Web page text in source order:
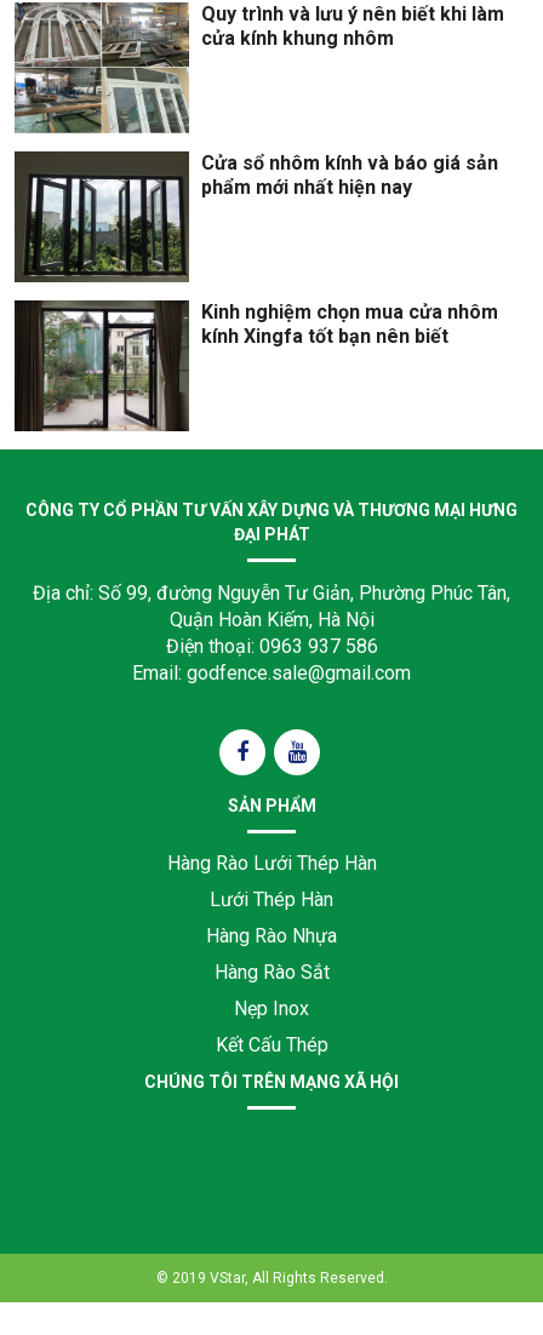
Quy trình và lưu ý nên biết khi làm
cửa kính khung nhôm
Cửa sổ nhôm kính và báo giá sản
phẩm mới nhất hiện nay
Kinh nghiệm chọn mua cửa nhôm
kính Xingfa tốt bạn nên biết
CÔNG TY CỔ PHẦN TƯ VẤN XÂY DỰNG VÀ THƯƠNG MẠI HƯNG
ĐẠI PHÁT
Địa chỉ: Số 99, đường Nguyễn Tư Giản, Phường Phúc Tân,
Quận Hoàn Kiếm, Hà Nội
Điện thoại: 0963 937 586
Email: godfence.sale@gmail.com
SẢN PHẨM
Hàng Rào Lưới Thép Hàn
Lưới Thép Hàn
Hàng Rào Nhựa
Hàng Rào Sắt
Nẹp Inox
Kết Cấu Thép
CHÚNG TÔI TRÊN MẠNG XÃ HỘI
© 2019 VStar, All Rights Reserved.